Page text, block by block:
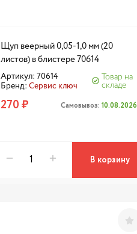
Щуп веерный 0,05-1,0 мм (20
листов) в блистере 70614
Артикул: 70614
Бренд:Сервис ключ
Товар на
складе
270 ₽ Самовывоз: 10.08.2026
В корзину